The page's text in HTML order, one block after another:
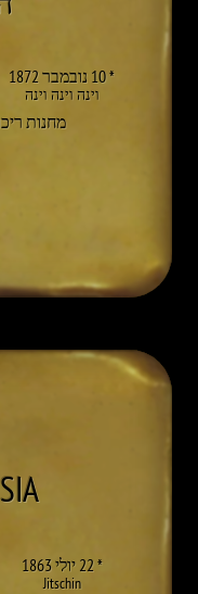
* 10 נובמבר 1872
וינה וינה וינה
מחנות
* 22 יולי 1863
Jitschin